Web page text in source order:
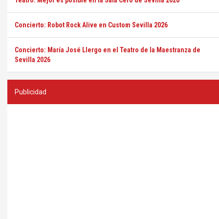
Concierto: Robot Rock Alive en Custom Sevilla 2026
Concierto: María José Llergo en el Teatro de la Maestranza de
Sevilla 2026
Publicidad